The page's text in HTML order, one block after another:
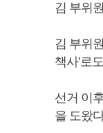
김 부위
김 부위
책사’로
선거 이
을 도왔